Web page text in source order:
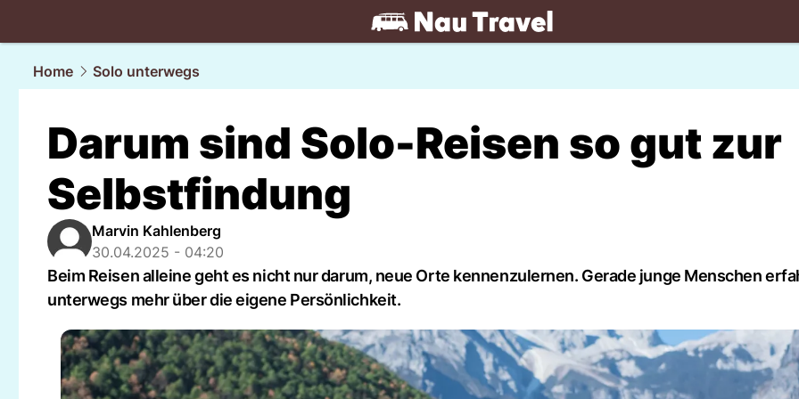
travel.NAU.ch
Home
Solo unterwegs
Darum sind Solo-Reisen so gut zur
Selbstfindung
Marvin Kahlenberg
30.04.2025 - 04:20
Beim Reisen alleine geht es nicht nur darum, neue Orte kennenzulernen. Gerade junge Menschen
unterwegs mehr über die eigene Persönlichkeit.